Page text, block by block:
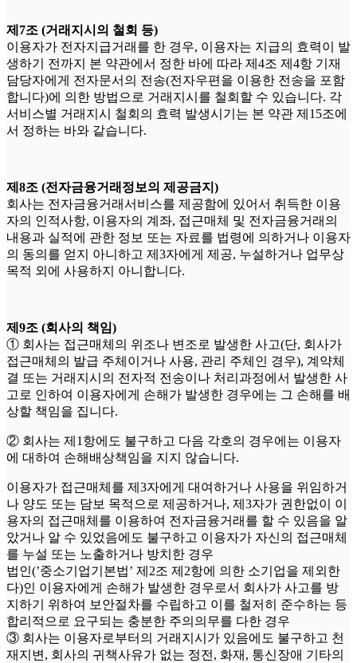
제7조 (거래지시의 철회 등)
이용자가 전자지급거래를 한 경우, 이용자는 지급의 효력이 발
생하기 전까지 본 약관에서 정한 바에 따라 제4조 제4항 기재
담당자에게 전자문서의 전송(전자우편을 이용한 전송을 포함
합니다)에 의한 방법으로 거래지시를 철회할 수 있습니다. 각
서비스별 거래지시 철회의 효력 발생시기는 본 약관 제15조에
서 정하는 바와 같습니다.
제8조 (전자금융거래정보의 제공금지)
회사는 전자금융거래서비스를 제공함에 있어서 취득한 이용
자의 인적사항, 이용자의 계좌, 접근매체 및 전자금융거래의
내용과 실적에 관한 정보 또는 자료를 법령에 의하거나 이용자
의 동의를 얻지 아니하고 제3자에게 제공, 누설하거나 업무상
목적 외에 사용하지 아니합니다.
제9조 (회사의 책임)
① 회사는 접근매체의 위조나 변조로 발생한 사고(단, 회사가
접근매체의 발급 주체이거나 사용, 관리 주체인 경우), 계약체
결 또는 거래지시의 전자적 전송이나 처리과정에서 발생한 사
고로 인하여 이용자에게 손해가 발생한 경우에는 그 손해를 배
상할 책임을 집니다.
② 회사는 제1항에도 불구하고 다음 각호의 경우에는 이용자
에 대하여 손해배상책임을 지지 않습니다.
이용자가 접근매체를 제3자에게 대여하거나 사용을 위임하거
나 양도 또는 담보 목적으로 제공하거나, 제3자가 권한없이 이
용자의 접근매체를 이용하여 전자금융거래를 할 수 있음을 알
았거나 알 수 있었음에도 불구하고 이용자가 자신의 접근매체
를 누설 또는 노출하거나 방치한 경우
법인(’중소기업기본법’ 제2조 제2항에 의한 소기업을 제외한
다)인 이용자에게 손해가 발생한 경우로서 회사가 사고를 방
지하기 위하여 보안절차를 수립하고 이를 철저히 준수하는 등
합리적으로 요구되는 충분한 주의의무를 다한 경우
③ 회사는 이용자로부터의 거래지시가 있음에도 불구하고 천
재지변, 회사의 귀책사유가 없는 정전, 화재, 통신장애 기타의